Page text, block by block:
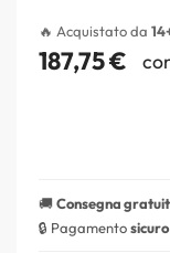
🔥 Acquistato da
187,75€
🚚Consegna
🔒 Pagamentosicuro